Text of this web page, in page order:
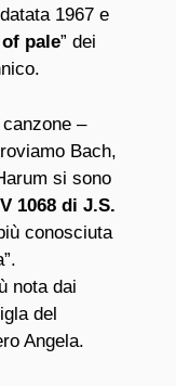
1967 e
pale” dei
–
Bach,
si sono
1068 di J.S.
conosciuta
nota dai
del
Angela.